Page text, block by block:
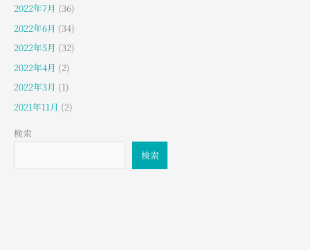
2022年7月 (36)
2022年6月 (34)
2022年5月 (32)
2022年4月 (2)
2022年3月 (1)
2021年11月 (2)
検索
検索